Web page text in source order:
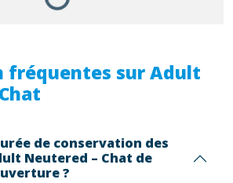
fréquentes sur Adult
de conservation des
Neutered – Chat de
?